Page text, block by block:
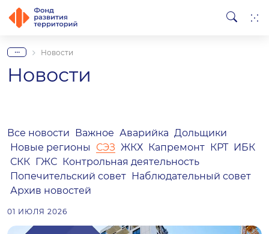
... Новости
Новости
Все новости Важное Аварийка Дольщики
Новые регионы
СЭЗ ЖКХ Капремонт КРТ ИБК
СКК ГЖС Контрольная деятельность
Попечительский совет Наблюдательный совет
Архив новостей
01 ИЮЛЯ 2026